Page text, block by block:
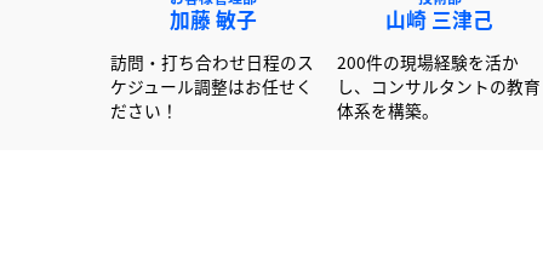
山崎
200件の現場
し、コンサル
体系を構築。
訪問・打ち合わせ日程のス
ケジュール調整はお任せく
以上の書類作成経験
かし大手企業を中心に
ートしています！